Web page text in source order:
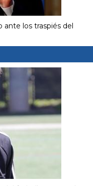
ante los traspiés del